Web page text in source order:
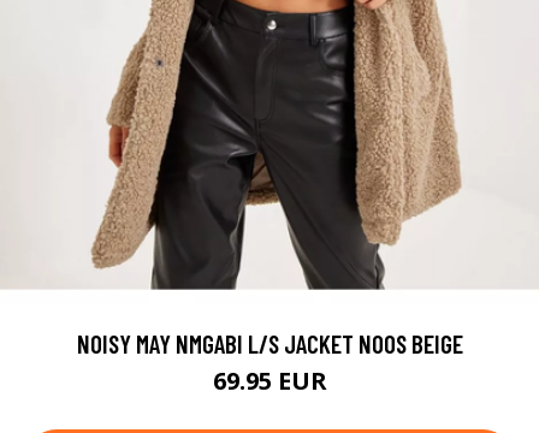
NOISY MAY NMGABI L/S JACKET NOOS BEIGE
69.95 EUR